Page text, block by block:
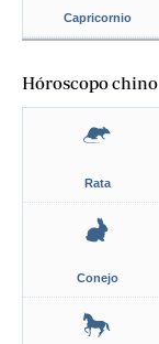
Capricornio
Hóroscopo chino
Rata
Conejo